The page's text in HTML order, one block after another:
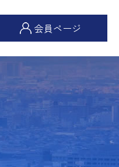
会員ページ